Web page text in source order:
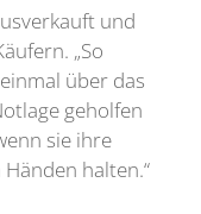
und
„So
über das
geholfen
sie ihre
halten.“